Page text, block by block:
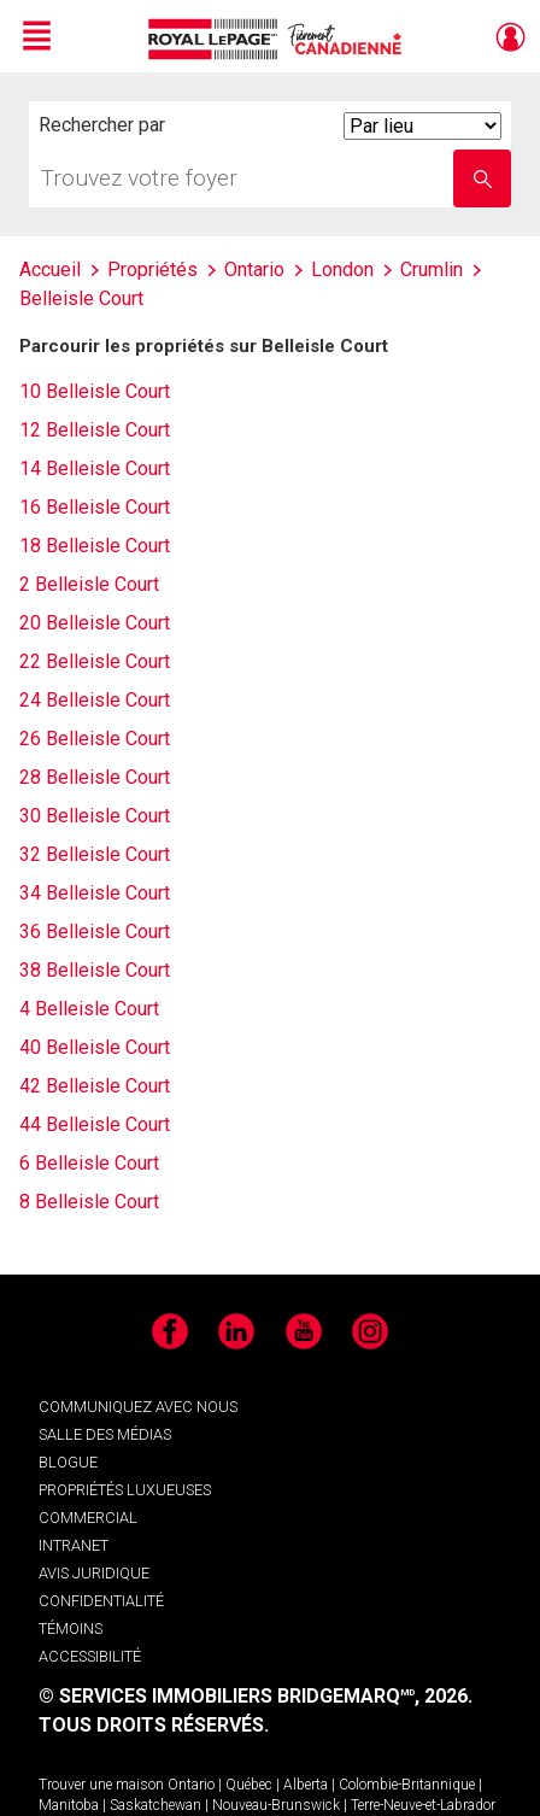
Menu
Rechercher par
votre
nom
Accueil Propriétés Ontario London
Crumlin
Belleisle Court
Parcourir les propriétés sur Belleisle Court
10 Belleisle Court
12 Belleisle Court
14 Belleisle Court
16 Belleisle Court
18 Belleisle Court
2 Belleisle Court
20 Belleisle Court
22 Belleisle Court
24 Belleisle Court
26 Belleisle Court
28 Belleisle Court
30 Belleisle Court
32 Belleisle Court
34 Belleisle Court
36 Belleisle Court
38 Belleisle Court
4 Belleisle Court
40 Belleisle Court
42 Belleisle Court
44 Belleisle Court
6 Belleisle Court
8 Belleisle Court
Facebook LinkedIn YouTube Instagram
COMMUNIQUEZ AVEC NOUS
SALLE DES MÉDIAS
BLOGUE
PROPRIÉTÉS LUXUEUSES
COMMERCIAL
INTRANET
AVIS JURIDIQUE
CONFIDENTIALITÉ
TÉMOINS
ACCESSIBILITÉ
© SERVICES IMMOBILIERS BRIDGEMARQMD, 2026.
TOUS DROITS RÉSERVÉS.
Trouver une maison Ontario Québec Alberta Colombie-Britannique
Manitoba
Saskatchewan Nouveau-Brunswick
Terre-Neuve-et-Labrador